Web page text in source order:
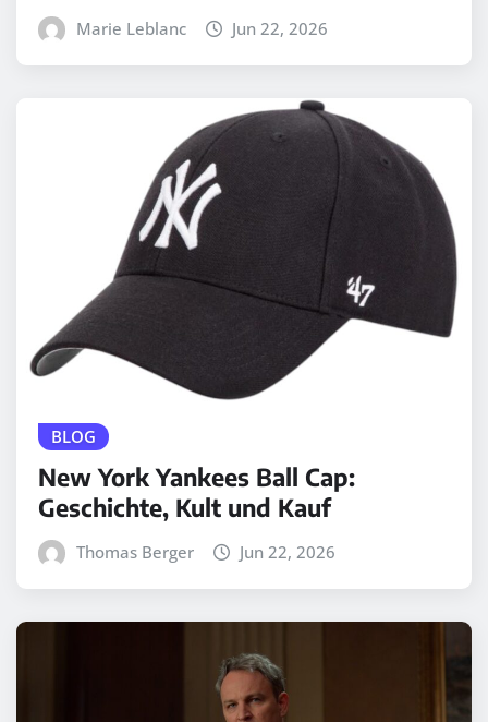
Marie Leblanc Jun 22, 2026
BLOG
New York Yankees Ball Cap:
Geschichte, Kult und Kauf
Thomas Berger Jun 22, 2026